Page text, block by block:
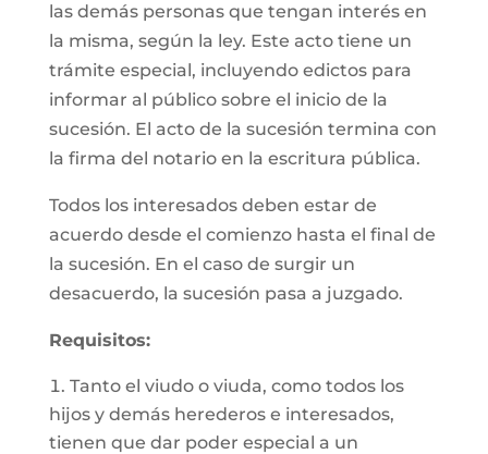
las demás personas que tengan interés en
la misma, según la ley. Este acto tiene un
trámite especial, incluyendo edictos para
informar al público sobre el inicio de la
sucesión. El acto de la sucesión termina con
la firma del notario en la escritura pública.
Todos los interesados deben estar de
acuerdo desde el comienzo hasta el final de
la sucesión. En el caso de surgir un
desacuerdo, la sucesión pasa a juzgado.
Requisitos:
Tanto el viudo o viuda, como todos los
hijos y demás herederos e interesados,
tienen que dar poder especial a un